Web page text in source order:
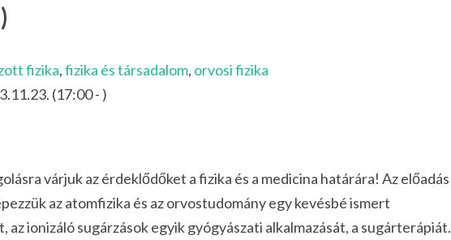
fizika,fizika és társadalom, orvosi fizika
(17:00 - )
várjuk az érdeklődőket a fizika és a medicina határára! Az előadás
az atomfizika és az orvostudomány egy kevésbé ismert
ionizáló sugárzások egyik gyógyászati alkalmazását, a sugárterápiát.